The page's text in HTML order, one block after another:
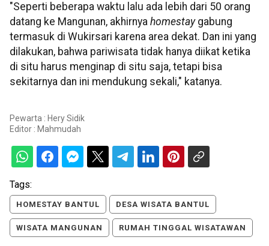
"Seperti beberapa waktu lalu ada lebih dari 50 orang
datang ke Mangunan, akhirnya homestaygabung
termasuk di Wukirsari karena area dekat. Dan ini yang
dilakukan, bahwa pariwisata tidak hanya diikat ketika
di situ harus menginap di situ saja, tetapi bisa
sekitarnya dan ini mendukung sekali," katanya.
Pewarta : Hery Sidik
Editor : Mahmudah
Tags:
HOMESTAY BANTUL DESA WISATA BANTUL
WISATA MANGUNAN RUMAH TINGGAL WISATAWAN